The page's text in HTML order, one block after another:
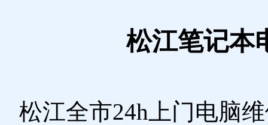
松江笔记本
松江全市24h上门电脑